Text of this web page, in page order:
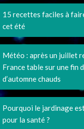
15 recettes faciles à
cet été
Météo : après un juillet
France table sur une fin
d’automne chauds
Pourquoi le jardinage
pour la santé ?